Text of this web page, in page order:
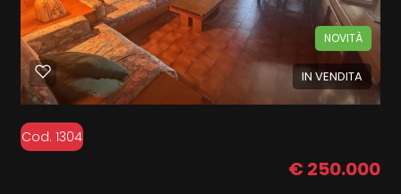
IN VENDITA
NOVITÀ
Cod. 1304
€ 250.000